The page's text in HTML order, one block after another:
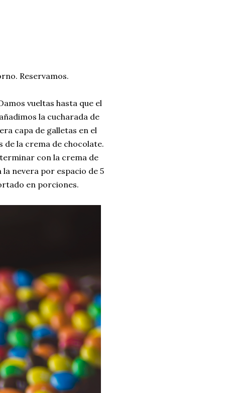
Reservamos.
vueltas hasta que el
la cucharada de
capa de galletas en el
de la crema de chocolate.
con la crema de
la nevera por espacio de 5
en porciones.